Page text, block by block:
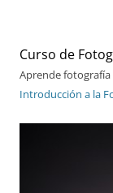
Curso de
Aprende fotografía
Introducción a la